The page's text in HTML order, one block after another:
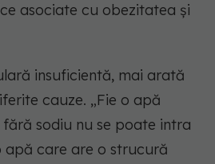
asociate cu obezitatea și
insuficientă, mai arată
cauze. „Fie o apă
sodiu nu se poate intra
apă care are o strucură